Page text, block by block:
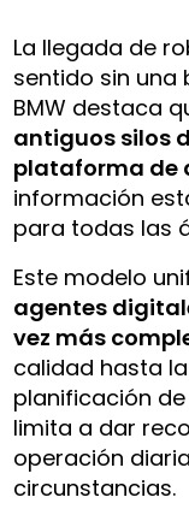
La llegada de
sentido sin una
BMW destaca
antiguos silos
plataforma de
información
para todas las
Este modelo
agentes
vez más
calidad hasta
planificación de
limita a dar
operación
circunstancias.